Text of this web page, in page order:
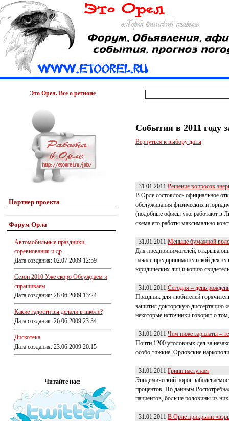
Это Орел. Все о регионе
Партнер проекта
Форум Орла
Автомобильные праздники,
соревнования и др.
Дата создания: 02.07.2009 12:59
Сезон 2010 Уже скоро Обсуждаем и
спрашиваем
Дата создания: 28.06.2009 13:24
Какие гадости вы делали в школе?
Дата создания: 26.06.2009 23:34
Дискотека
Дата создания: 23.06.2009 20:15
Читайте нас:
События в 2011 году
Вернуться к выбору даты
31.01.2011 Решение вопросов
В Орле состоялось официальное
обслуживания физических и
(подобные офисы уже работают в
схема его работы максимально
31.01.2011 Меньше бумажной
Для предпринимателей,
начале предпринимательской
юридических лиц и копию
31.01.2011 Сегодня – день
Праздник для любителей
защитил докторскую диссертацию
некоторые источники говорят о
31.01.2011 Чем ниже зарплаты –
Почти 1200 уголовных дел за
особо тяжкие. Орловские
31.01.2011 Грипп наступает
Эпидемический порог
процентов. По данным
пациентов, больше половины из
31.01.2011 В Орле прикрыли